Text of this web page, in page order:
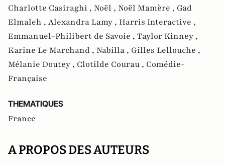
Charlotte Casiraghi , Noël , Noël Mamère , Gad
Elmaleh , Alexandra Lamy , Harris Interactive ,
Emmanuel-Philibert de Savoie , Taylor Kinney ,
Karine Le Marchand , Nabilla , Gilles Lellouche ,
Mélanie Doutey , Clotilde Courau , Comédie-
Française
THEMATIQUES
France
A PROPOS DES AUTEURS